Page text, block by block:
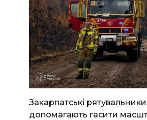
Закарпатські рятувальники
допомагають гасити